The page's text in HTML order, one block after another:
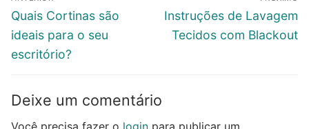
Quais Cortinas são
ideais para o seu
escritório?
Instruções de Lavagem
Tecidos com Blackout
Deixe um comentário
Você precisa fazer o login para publicar um